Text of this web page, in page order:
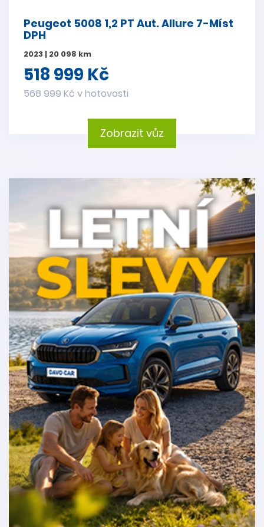
Peugeot 5008 1,2 PT Aut. Allure 7-Míst
DPH
2023 | 20 098 km
518 999 Kč
568 999 Kč v hotovosti
Zobrazit vůz